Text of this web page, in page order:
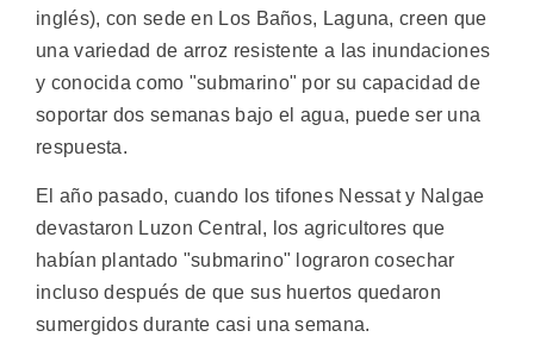
inglés), con sede en Los Baños, Laguna, creen que
una variedad de arroz resistente a las inundaciones
y conocida como "submarino" por su capacidad de
soportar dos semanas bajo el agua, puede ser una
respuesta.
El año pasado, cuando los tifones Nessat y Nalgae
devastaron Luzon Central, los agricultores que
habían plantado "submarino" lograron cosechar
incluso después de que sus huertos quedaron
sumergidos durante casi una semana.